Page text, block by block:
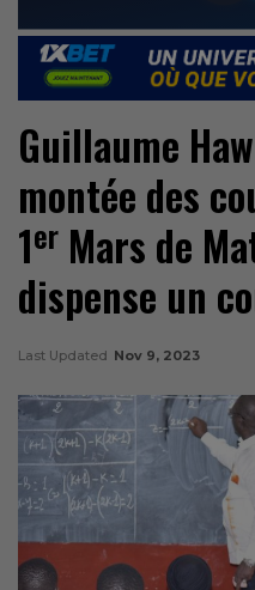
Guillaume
montée des
1er Mars de
dispense un
Last Updated Nov 9, 2023